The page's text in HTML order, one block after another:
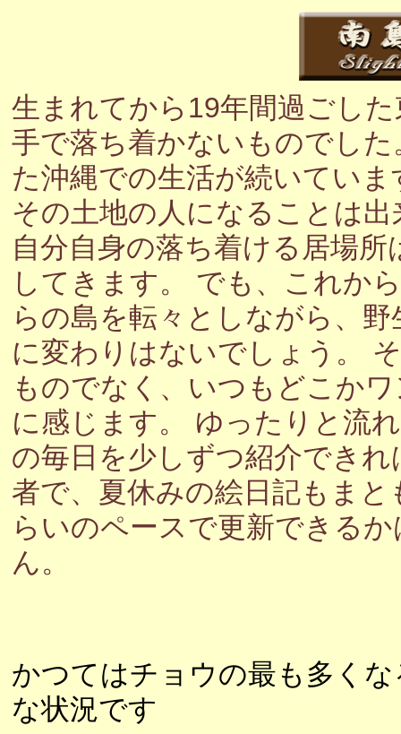
生まれてから19年間過ごし
手で落ち着かないものでし
た沖縄での生活が続いてい
その土地の人になることは
自分自身の落ち着ける居場
してきます。 でも、これか
らの島を転々としながら、
に変わりはないでしょう。
ものでなく、いつもどこか
に感じます。 ゆったりと流
の毎日を少しずつ紹介でき
者で、夏休みの絵日記もま
らいのペースで更新できる
ん。
かつてはチョウの最も多く
な状況です